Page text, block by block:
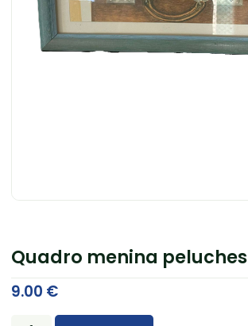
Quadro menina peluches
9.00 €